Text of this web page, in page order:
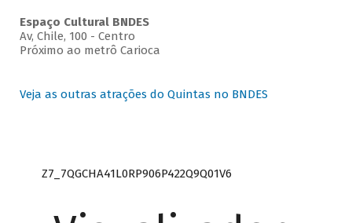
Espaço Cultural BNDES
Av, Chile, 100 - Centro
Próximo ao metrô Carioca
Veja as outras atrações do Quintas no BNDES
Z7_7QGCHA41L0RP906P422Q9Q01V6